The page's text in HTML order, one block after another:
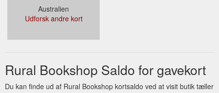
Australien
Udforsk andre kort
Rural Bookshop Saldo for gavekort
Du kan finde ud af Rural Bookshop kortsaldo ved at visit butik tæller